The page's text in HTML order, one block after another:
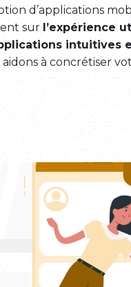
d’applications
sur l’expérience
intuitives
aidons à concrétiser